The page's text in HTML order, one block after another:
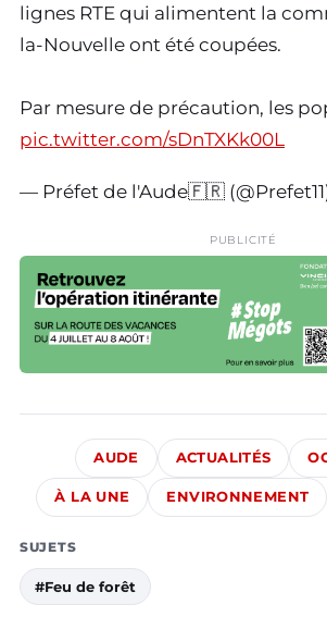
lignes RTE qui alimentent la
la-Nouvelle ont été coupées.
Par mesure de précaution, les
pic.twitter.com/sDnTXKk00L
— Préfet de l'Aude🇫🇷
PUBLICITÉ
AUDE ACTUALITÉS
À LA UNE ENVIRONNEMENT
SUJETS
#Feu de forêt